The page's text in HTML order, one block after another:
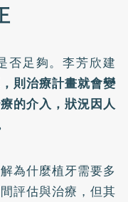
否足夠。李芳欣建
則治療計畫就會變
的介入，狀況因人
為什麼植牙需要多
評估與治療，但其